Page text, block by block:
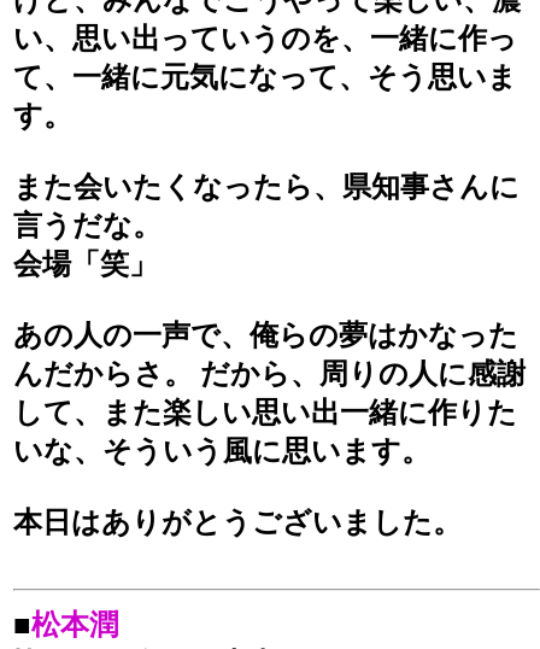
い、思い出っていうのを、一緒に作っ
て、一緒に元気になって、そう思いま
す。
また会いたくなったら、県知事さんに
言うだな。
会場「笑」
あの人の一声で、俺らの夢はかなった
んだからさ。 だから、周りの人に感謝
して、また楽しい思い出一緒に作りた
いな、そういう風に思います。
本日はありがとうございました。
■松本潤